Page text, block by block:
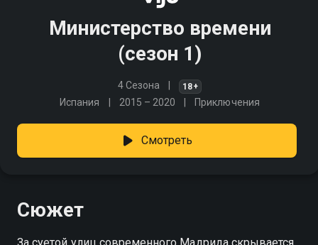
Министерство времени
(сезон 1)
4 Сезона 18+
Испания 2015 – 2020 Приключения
Смотреть
Сюжет